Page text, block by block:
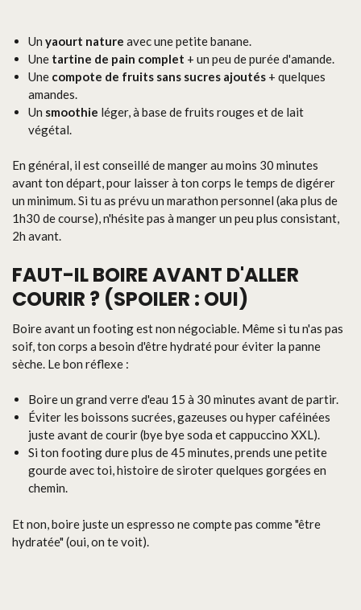
Un yaourt nature avec une petite banane.
Une tartine de pain complet + un peu de purée d'amande.
Une compote de fruits sans sucres ajoutés + quelques
amandes.
Un smoothie léger, à base de fruits rouges et de lait
végétal.
En général, il est conseillé de manger au moins 30 minutes
avant ton départ, pour laisser à ton corps le temps de digérer
un minimum. Si tu as prévu un marathon personnel (aka plus de
1h30 de course), n'hésite pas à manger un peu plus consistant,
2h avant.
FAUT-IL BOIRE AVANT D'ALLER
COURIR ? (SPOILER : OUI)
Boire avant un footing est non négociable. Même si tu n'as pas
soif, ton corps a besoin d'être hydraté pour éviter la panne
sèche. Le bon réflexe :
Boire un grand verre d'eau 15 à 30 minutes avant de partir.
Éviter les boissons sucrées, gazeuses ou hyper caféinées
juste avant de courir (bye bye soda et cappuccino XXL).
Si ton footing dure plus de 45 minutes, prends une petite
gourde avec toi, histoire de siroter quelques gorgées en
chemin.
Et non, boire juste un espresso ne compte pas comme "être
hydratée" (oui, on te voit).